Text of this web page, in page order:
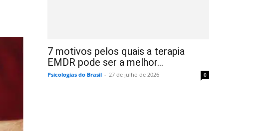
7 motivos pelos quais a terapia
EMDR pode ser a melhor...
Psicologias do Brasil - 27 de julho de 2026 0